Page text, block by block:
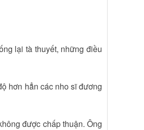
lại tà thuyết, những điều
hơn hẳn các nho sĩ đương
được chấp thuận. Ông